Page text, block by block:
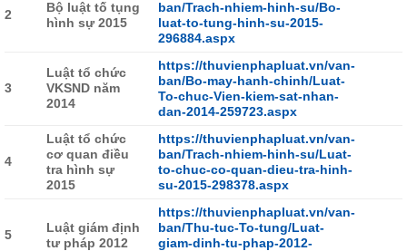
2
Bộ luật tố tụng
hình sự 2015
ban/Trach-nhiem-hinh-su/Bo-
luat-to-tung-hinh-su-2015-
296884.aspx
3
Luật tổ chức
VKSND năm
2014
https://thuvienphapluat.vn/van-
ban/Bo-may-hanh-chinh/Luat-
To-chuc-Vien-kiem-sat-nhan-
dan-2014-259723.aspx
4
Luật tổ chức
cơ quan điều
tra hình sự
2015
https://thuvienphapluat.vn/van-
ban/Trach-nhiem-hinh-su/Luat-
to-chuc-co-quan-dieu-tra-hinh-
su-2015-298378.aspx
5
Luật giám định
tư pháp 2012
https://thuvienphapluat.vn/van-
ban/Thu-tuc-To-tung/Luat-
giam-dinh-tu-phap-2012-